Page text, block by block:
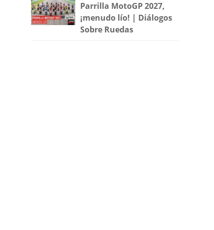
Parrilla MotoGP 2027,
¡menudo lío! | Diálogos
Sobre Ruedas